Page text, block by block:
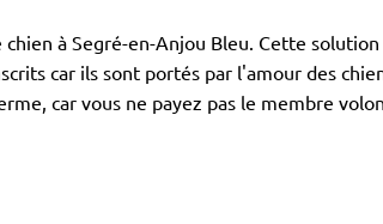
à Segré-en-Anjou Bleu. Cette
car ils sont portés par l'amour des
car vous ne payez pas le membre